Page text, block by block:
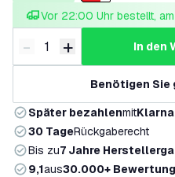
Vor 22:00 Uhr bestellt,
Menge verringern
- Menge erhöhen
+ in den
Benötigen Sie
Später bezahlenmitKlarna
30 TageRückgaberecht
Bis zu7 Jahre
9,1aus30.000+